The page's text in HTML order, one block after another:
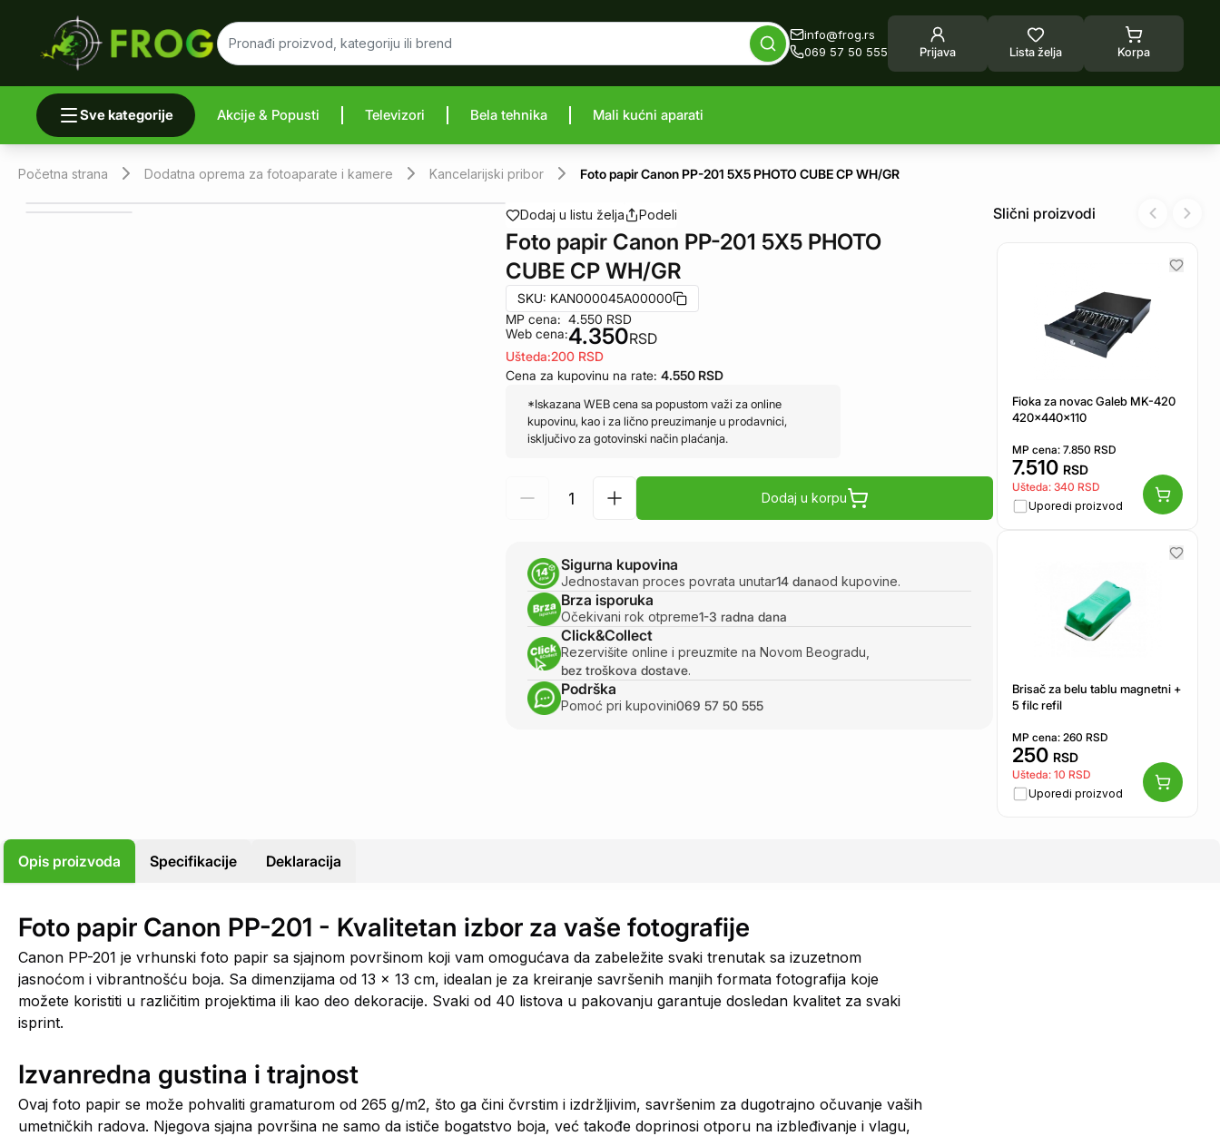
info@frog.rs
069 57 50 555
Prijava Lista želja Korpa
Sve kategorije Akcije & Popusti Televizori Bela tehnika Mali kućni aparati
Početna strana Dodatna oprema za fotoaparate i kamere Kancelarijski pribor Foto papir Canon PP-201 5X5 PHOTO CUBE CP WH/GR
Uporedi proizvod
Dodaj u listu želja Podeli
Foto papir Canon PP-201 5X5 PHOTO
CUBE CP WH/GR
SKU: KAN000045A00000
MP cena:
Web cena:
4.550 RSD
4.350RSD
Ušteda:200 RSD
Cena za kupovinu na rate: 4.550 RSD
*Iskazana WEB cena sa popustom važi za online
kupovinu, kao i za lično preuzimanje u prodavnici,
isključivo za gotovinski način plaćanja.
Dodaj u korpu
Sigurna kupovina
Jednostavan proces povrata unutar14 danaod kupovine.
Brza isporuka
Očekivani rok otpreme1-3 radna dana
Click&Collect
Rezervišite online i preuzmite na Novom Beogradu,
bez troškova dostave.
Podrška
Pomoć pri kupovini069 57 50 555
Slični proizvodi
Fioka za novac Galeb MK-420
420x440x110
MP cena: 7.850 RSD
7.510 RSD
Ušteda: 340 RSD
Uporedi proizvod
Brisač za belu tablu magnetni +
5 filc refil
MP cena: 260 RSD
250 RSD
Ušteda: 10 RSD
Uporedi proizvod
Previous
Next
Opis proizvoda Specifikacije Deklaracija
Foto papir Canon PP-201 - Kvalitetan izbor za vaše fotografije
Canon PP-201 je vrhunski foto papir sa sjajnom površinom koji vam omogućava da zabeležite svaki trenutak sa izuzetnom
jasnoćom i vibrantnošću boja. Sa dimenzijama od 13 x 13 cm, idealan je za kreiranje savršenih manjih formata fotografija koje
možete koristiti u različitim projektima ili kao deo dekoracije. Svaki od 40 listova u pakovanju garantuje dosledan kvalitet za svaki
isprint.
Izvanredna gustina i trajnost
Ovaj foto papir se može pohvaliti gramaturom od 265 g/m2, što ga čini čvrstim i izdržljivim, savršenim za dugotrajno očuvanje vaših
umetničkih radova. Njegova sjajna površina ne samo da ističe bogatstvo boja, već takođe doprinosi otporu na izbleđivanje i vlagu,